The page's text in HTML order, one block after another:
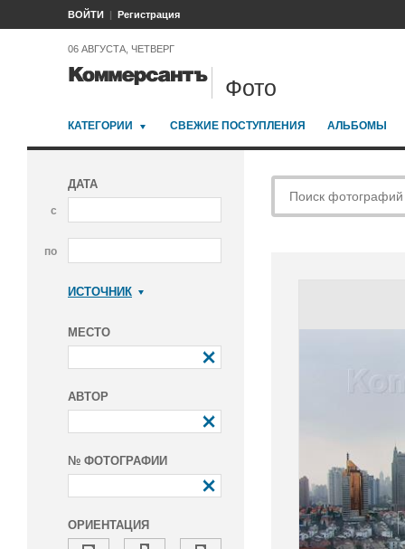
ВОЙТИ Регистрация
06 АВГУСТА, ЧЕТВЕРГ
Фото
КАТЕГОРИИ СВЕЖИЕ ПОСТУПЛЕНИЯ АЛЬБОМЫ
ДАТА
с
по
ИСТОЧНИК
МЕСТО
АВТОР
№ ФОТОГРАФИИ
ОРИЕНТАЦИЯ